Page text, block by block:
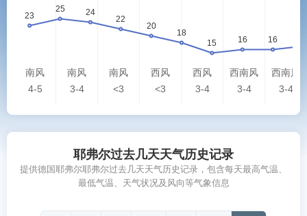
南风
4-5
南风
3-4
南风
<3
西风
<3
西风
3-4
西南风
3-4
西南风
3-4
耶弗尔过去几天天气历史记录
提供德国耶弗尔耶弗尔过去几天天气历史记录，包含每天最高气温、
最低气温、天气状况及风向等气象信息